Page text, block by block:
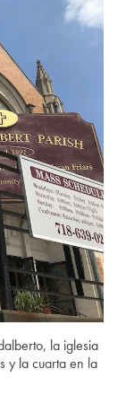
la iglesia
y la cuarta en la